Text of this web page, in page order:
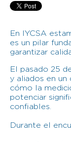
En IYCSA
es un pilar
garantizar
El pasado 25
y aliados en
cómo la
potenciar
confiables.
Durante el